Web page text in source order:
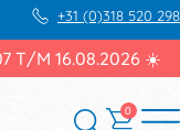
+31 (0)318 520 298
T/M 16.08.2026 ☀️
0